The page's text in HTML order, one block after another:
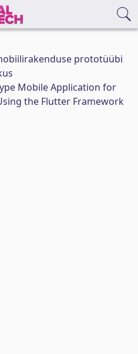
prototüübi
Mobile Application for
the Flutter Framework